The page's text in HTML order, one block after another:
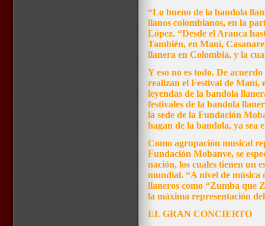
“Lo bueno de la bandola
llanos colombianos, en la
López. “Desde el Arauca
También, en Maní,
llanera en Colombia, y la
Y eso no es todo. De
realizan el Festival de Maní,
leyendas de la bandola
festivales de la bandola
la sede de la Fundación
hagan de la bandola, ya sea
Como agrupación musical
Fundación Mobanve, se
nación, los cuales tienen un
mundial. “A nivel de música
llaneros como “Zumba que
la máxima representación
EL GRAN CONCIERTO